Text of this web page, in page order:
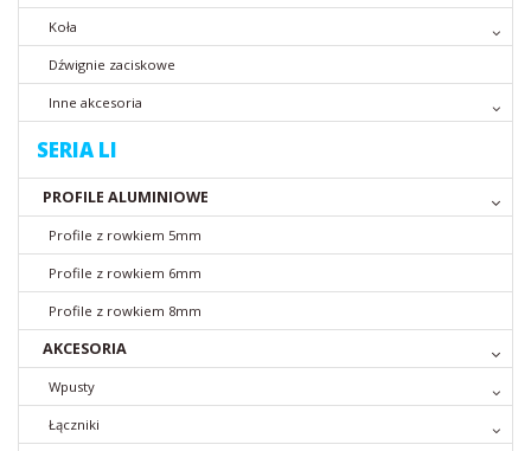
Koła
Dźwignie zaciskowe
Inne akcesoria
SERIA LI
PROFILE ALUMINIOWE
Profile z rowkiem 5mm
Profile z rowkiem 6mm
Profile z rowkiem 8mm
AKCESORIA
Wpusty
Łączniki